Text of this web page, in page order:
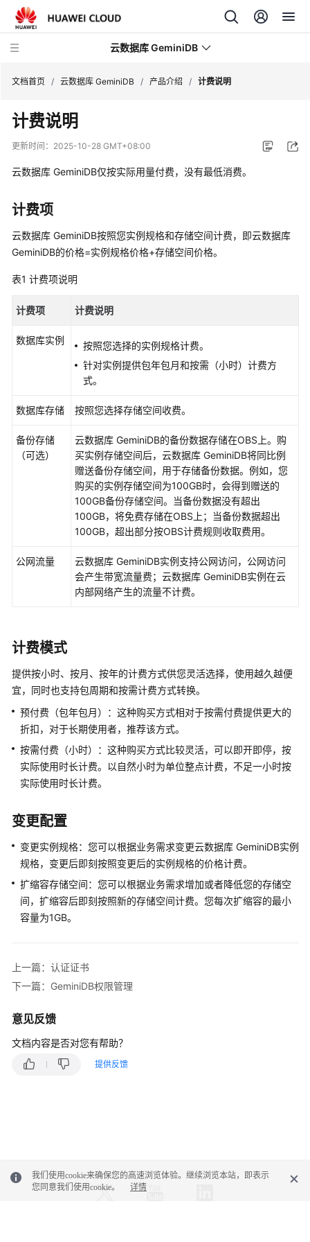
云数据库 GeminiDB
最
新
态
服
务
公
告
产
介
数
库
GeminiDB
据
GeminiDB
统
构
GeminiDB
产
品
势
型
用
产
品
功
安
费
说
区
域
文档首页 / 云数据库 GeminiDB / 产品介绍 / 计费说明
计费说明
更新时间： 2025-10-28 GMT+08:00
云数据库 GeminiDB仅按实际用量付费，没有最低消费。
计费项
云数据库 GeminiDB按照您实例规格和存储空间计费，即云数据库
GeminiDB的价格=实例规格价格+存储空间价格。
表1 计费项说明
计费项 计费说明
数据库实例
按照您选择的实例规格计费。
针对实例提供包年包月和按需（小时）计费方
式。
数据库存储 按照您选择存储空间收费。
备份存储
（可选）
云数据库 GeminiDB的备份数据存储在OBS上。购
买实例存储空间后， 云数据库 GeminiDB将同比例
赠送备份存储空间，用于存储备份数据。例如，您
购买的实例存储空间为100GB时，会得到赠送的
100GB备份存储空间。当备份数据没有超出
100GB，将免费存储在OBS上；当备份数据超出
100GB，超出部分按OBS计费规则收取费用。
公网流量 云数据库 GeminiDB实例支持公网访问，公网访问
会产生带宽流量费； 云数据库 GeminiDB实例在云
内部网络产生的流量不计费。
计费模式
提供按小时、按月、按年的计费方式供您灵活选择，使用越久越便
宜，同时也支持包周期和按需计费方式转换。
预付费（包年包月）：这种购买方式相对于按需付费提供更大的
折扣，对于长期使用者，推荐该方式。
按需付费（小时）：这种购买方式比较灵活，可以即开即停，按
实际使用时长计费。以自然小时为单位整点计费，不足一小时按
实际使用时长计费。
变更配置
变更实例规格：您可以根据业务需求变更云数据库 GeminiDB实例
规格，变更后即刻按照变更后的实例规格的价格计费。
扩缩容存储空间：您可以根据业务需求增加或者降低您的存储空
间，扩缩容后即刻按照新的存储空间计费。您每次扩缩容的最小
容量为1GB。
上一篇：认证证书
下一篇：GeminiDB权限管理
意见反馈
文档内容是否对您有帮助？
提供反馈
我们使用cookie来确保您的高速浏览体验。继续浏览本站，即表示
您同意我们使用cookie。
详情